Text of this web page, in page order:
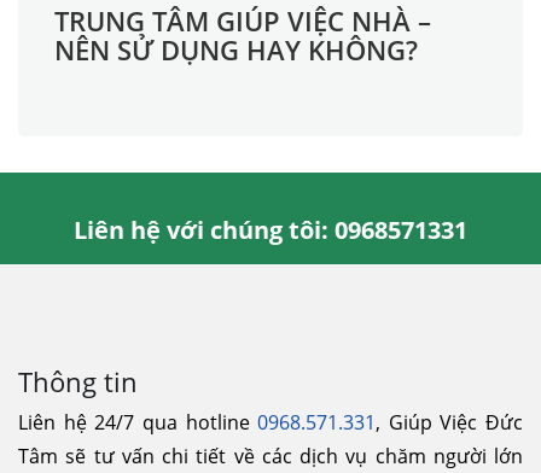
TRUNG TÂM GIÚP VIỆC NHÀ –
NÊN SỬ DỤNG HAY KHÔNG?
Liên hệ với chúng tôi: 0968571331
Thông tin
Liên hệ 24/7 qua hotline0968.571.331, Giúp Việc Đức
Tâm sẽ tư vấn chi tiết về các dịch vụ chăm người lớn